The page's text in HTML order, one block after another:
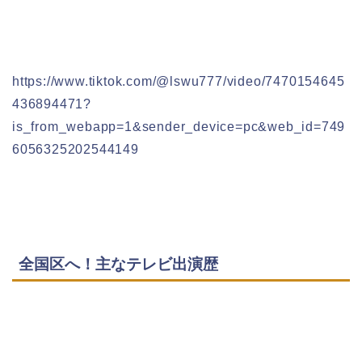
https://www.tiktok.com/@lswu777/video/7470154645
436894471?
is_from_webapp=1&sender_device=pc&web_id=749
6056325202544149
全国区へ！主なテレビ出演歴